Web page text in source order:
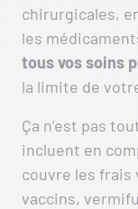
chirurgicales,
les
tous vos soins
la limite de
Ça n’est pas
incluent en
couvre les
vaccins,